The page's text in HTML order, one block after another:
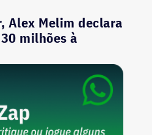
Alex Melim declara
milhões à